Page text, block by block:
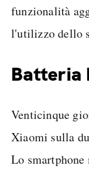
funzionalità
l'utilizzo dello
Batteria
Venticinque
Xiaomi sulla
Lo smartphone